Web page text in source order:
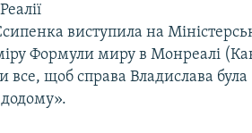
виступила на
Формули миру в Монреалі
все, щоб справа Владислава була